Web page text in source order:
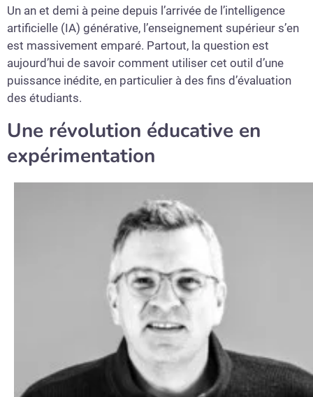
Un an et demi à peine depuis l’arrivée de l’intelligence
artificielle (IA) générative, l’enseignement supérieur s’en
est massivement emparé. Partout, la question est
aujourd’hui de savoir comment utiliser cet outil d’une
puissance inédite, en particulier à des fins d’évaluation
des étudiants.
Une révolution éducative en
expérimentation